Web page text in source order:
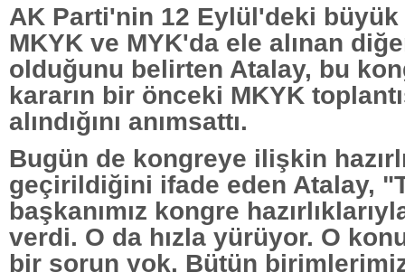
AK Parti'nin 12 Eylül'deki
MKYK ve MYK'da ele alınan
olduğunu belirten Atalay, bu
kararın bir önceki MKYK
alındığını anımsattı.
Bugün de kongreye ilişkin
geçirildiğini ifade eden Atalay,
başkanımız kongre
verdi. O da hızla yürüyor. O
bir sorun yok. Bütün